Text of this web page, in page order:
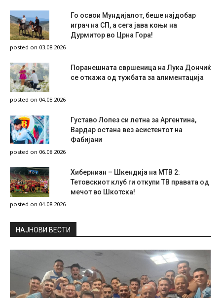
Го освои Мундијалот, беше најдобар
играч на СП, а сега јава коњи на
Дурмитор во Црна Гора!
posted on 03.08.2026
Поранешната свршеница на Лука Дончиќ
се откажа од тужбата за алиментација
posted on 04.08.2026
Густаво Лопез си летна за Аргентина,
Вардар остана вез асистентот на
Фабијани
posted on 06.08.2026
Хиберниан – Шкендија на МТВ 2:
Тетовскиот клуб ги откупи ТВ правата од
мечот во Шкотска!
posted on 04.08.2026
НAЈНОВИ ВЕСТИ